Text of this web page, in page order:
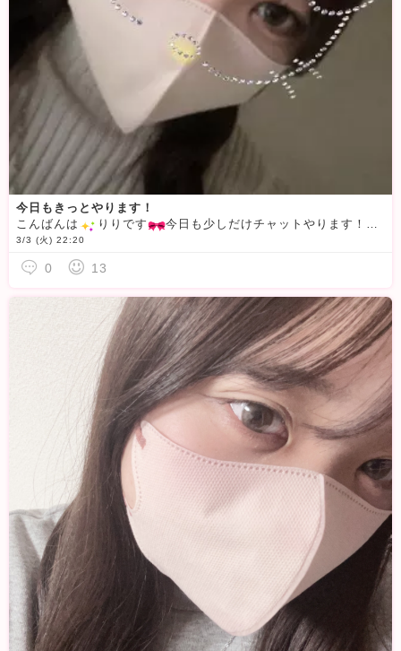
今日もきっとやります！
こんばんは
️りりです 今日も少しだけチャットやります！まだ始められそうにないですが、時間は0時あたりからスタートになるかと思います！もしはやく始められたら勝手に始めてるので見てください笑今日は終わったあとに写真
3/3 (火) 22:20
0 13